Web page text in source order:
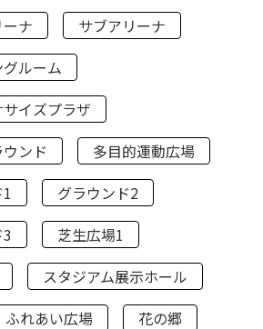
ナ
サブアリーナ
グルーム
イズプラザ
ンド
多目的運動広場
グラウンド2
芝生広場1
スタジアム展示ホール
ふれあい広場
花の郷